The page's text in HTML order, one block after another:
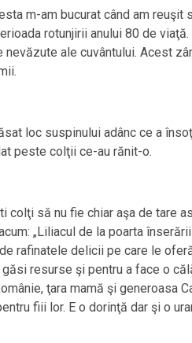
m-am bucurat când am
rotunjirii anului 80 de
ale cuvântului. Acest
loc suspinului adânc ce a
peste colţii ce-au rănit-o.
colţi să nu fie chiar aşa de
„Liliacul de la poarta
rafinatele delicii pe care le
resurse şi pentru a face o
ţara mamă şi generoasa
fiii lor. E o dorinţă dar şi o